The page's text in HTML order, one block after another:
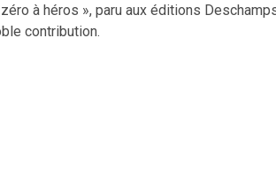
à héros », paru aux éditions
contribution.